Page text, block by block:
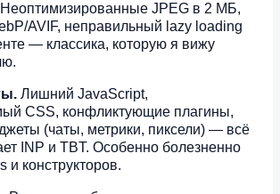
Неоптимизированные JPEG в 2 МБ,
AVIF, неправильный lazy loading
— классика, которую я вижу
Лишний JavaScript,
CSS, конфликтующие плагины,
(чаты, метрики, пиксели) — всё
INP и TBT. Особенно болезненно
и конструкторов.